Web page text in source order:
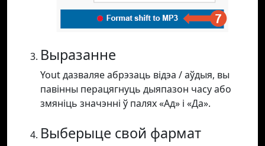
Выразанне
Yout дазваляе абрэзаць відэа / аўдыя, вы
павінны перацягнуць дыяпазон часу або
змяніць значэнні ў палях «Ад» і «Да».
Выберыце свой фармат